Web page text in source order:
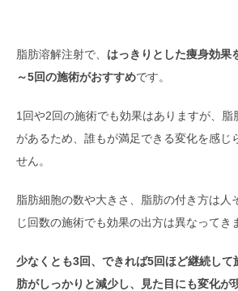
脂肪溶解注射で、 はっきりとした痩身効果
～5回の施術がおすすめです。
1回や2回の施術でも効果はありますが、脂
があるため、誰もが満足できる変化を感じ
せん。
脂肪細胞の数や大きさ、脂肪の付き方は人
じ回数の施術でも効果の出方は異なってき
少なくとも3回、できれば5回ほど継続して
肪がしっかりと減少し、見た目にも変化が